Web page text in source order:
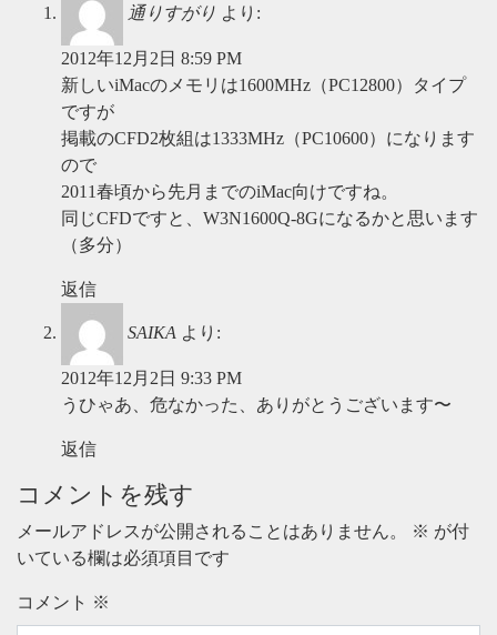
通りすがり より:
2012年12月2日 8:59 PM
新しいiMacのメモリは1600MHz（PC12800）タイプ
ですが
掲載のCFD2枚組は1333MHz（PC10600）になります
ので
2011春頃から先月までのiMac向けですね。
同じCFDですと、W3N1600Q-8Gになるかと思います
（多分）
返信
SAIKA より:
2012年12月2日 9:33 PM
うひゃあ、危なかった、ありがとうございます〜
返信
コメントを残す
メールアドレスが公開されることはありません。 ※ が付
いている欄は必須項目です
コメント ※